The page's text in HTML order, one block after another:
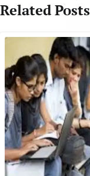
Related Posts